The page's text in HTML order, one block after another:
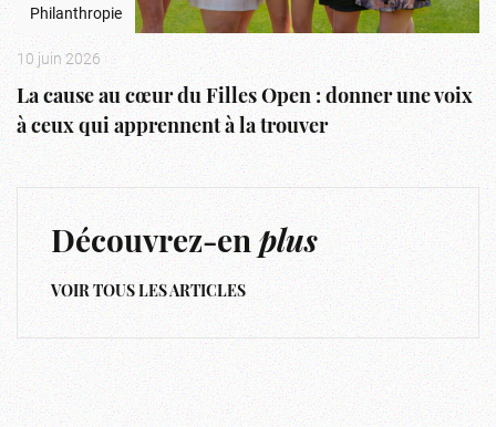
Philanthropie
10 juin 2026
La cause au cœur du Filles Open : donner une voix
à ceux qui apprennent à la trouver
Découvrez-enplus
VOIR TOUS LES ARTICLES